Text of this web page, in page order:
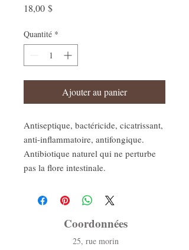
18,00 $Prix
Quantité *
Ajouter au panier
Antiseptique, bactéricide, cicatrissant,
anti-inflammatoire, antifongique.
Antibiotique naturel qui ne perturbe
pas la flore intestinale.
Coordonnées
25, rue morin